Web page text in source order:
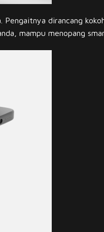
dirancang
mampu menopang